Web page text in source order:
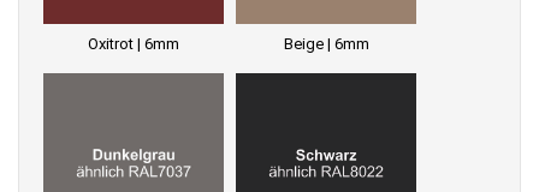
Oxitrot | 6mm Beige | 6mm